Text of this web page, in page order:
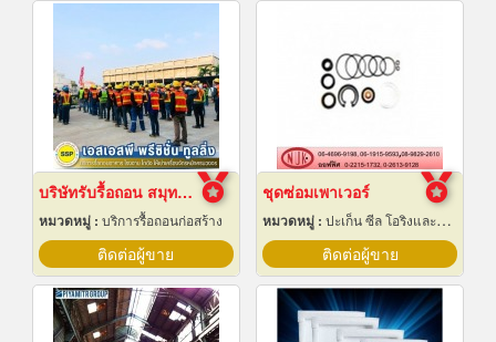
บริษัทรับรื้อถอน สมุทรปราการ
หมวดหมู่ : บริการรื้อถอนก่อสร้าง
ติดต่อผู้ขาย
ชุดซ่อมเพาเวอร์
หมวดหมู่ : ปะเก็น ซีล โอริงและออยซีล
ติดต่อผู้ขาย